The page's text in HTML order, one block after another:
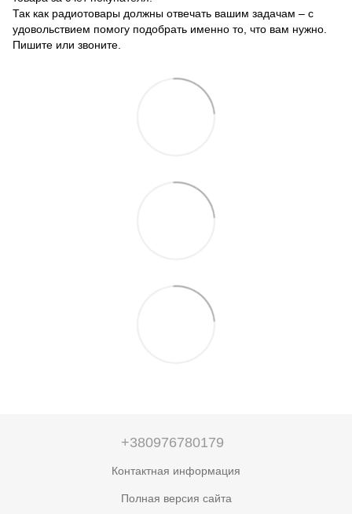
Так как радиотовары должны отвечать вашим задачам – с
удовольствием помогу подобрать именно то, что вам нужно.
Пишите или звоните.
+380976780179
Контактная информация
Полная версия сайта